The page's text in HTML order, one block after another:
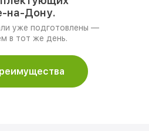
на-Дону.
уже подготовлены —
в тот же день.